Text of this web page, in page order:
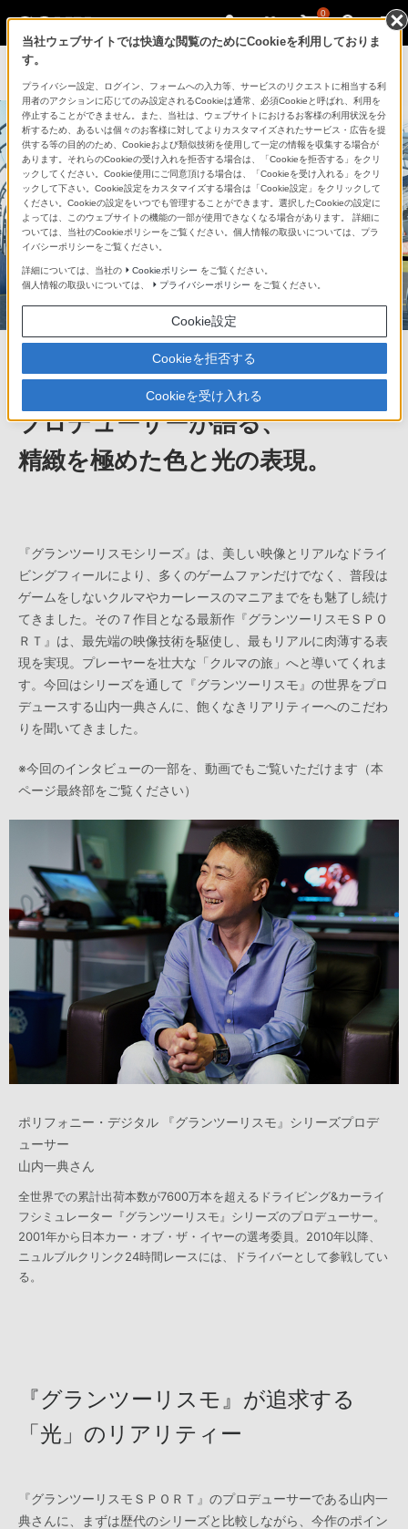
0
『グランツーリスモＳＰＯＲＴ』
プロデューサーが語る、
精緻を極めた色と光の表現。
『グランツーリスモシリーズ』は、美しい映像とリアルなドライ
ビングフィールにより、多くのゲームファンだけでなく、普段は
ゲームをしないクルマやカーレースのマニアまでをも魅了し続け
てきました。その７作目となる最新作『グランツーリスモＳＰＯ
ＲＴ』は、最先端の映像技術を駆使し、最もリアルに肉薄する表
現を実現。プレーヤーを壮大な「クルマの旅」へと導いてくれま
す。今回はシリーズを通して『グランツーリスモ』の世界をプロ
デュースする山内一典さんに、飽くなきリアリティーへのこだわ
りを聞いてきました。
※今回のインタビューの一部を、動画でもご覧いただけます（本
ページ最終部をご覧ください）
ポリフォニー・デジタル 『グランツーリスモ』シリーズプロデ
ューサー
山内一典さん
全世界での累計出荷本数が7600万本を超えるドライビング&カーライ
フシミュレーター『グランツーリスモ』シリーズのプロデューサー。
2001年から日本カー・オブ・ザ・イヤーの選考委員。2010年以降、
ニュルブルクリンク24時間レースには、ドライバーとして参戦してい
る。
『グランツーリスモ』が追求する
「光」のリアリティー
『グランツーリスモＳＰＯＲＴ』のプロデューサーである山内一
典さんに、まずは歴代のシリーズと比較しながら、今作のポイン
当社ウェブサイトでは快適な閲覧のためにCookieを利用しておりま
す。
プライバシー設定、ログイン、フォームへの入力等、サービスのリクエストに相当する利
用者のアクションに応じてのみ設定されるCookieは通常、必須Cookieと呼ばれ、利用を
停止することができません。また、当社は、ウェブサイトにおけるお客様の利用状況を分
析するため、あるいは個々のお客様に対してよりカスタマイズされたサービス・広告を提
供する等の目的のため、Cookieおよび類似技術を使用して一定の情報を収集する場合が
あります。それらのCookieの受け入れを拒否する場合は、「Cookieを拒否する」をクリ
ックしてください。Cookie使用にご同意頂ける場合は、「Cookieを受け入れる」をクリ
ックして下さい。Cookie設定をカスタマイズする場合は「Cookie設定」をクリックして
ください。Cookieの設定をいつでも管理することができます。選択したCookieの設定に
よっては、このウェブサイトの機能の一部が使用できなくなる場合があります。 詳細に
ついては、当社のCookieポリシーをご覧ください。個人情報の取扱いについては、プラ
イバシーポリシーをご覧ください。
詳細については、当社の Cookieポリシー をご覧ください。
個人情報の取扱いについては、
プライバシーポリシー をご覧ください。
Cookie設定
Cookieを拒否する
Cookieを受け入れる